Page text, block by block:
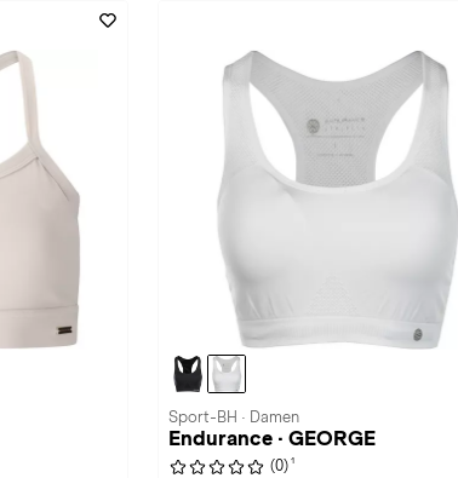
Sport-BH · Damen
Endurance · GEORGE
(0) 1